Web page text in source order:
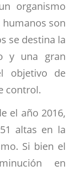
organismo
son
se destina la
y una gran
objetivo de
control.
el año 2016,
altas en la
Si bien el
en